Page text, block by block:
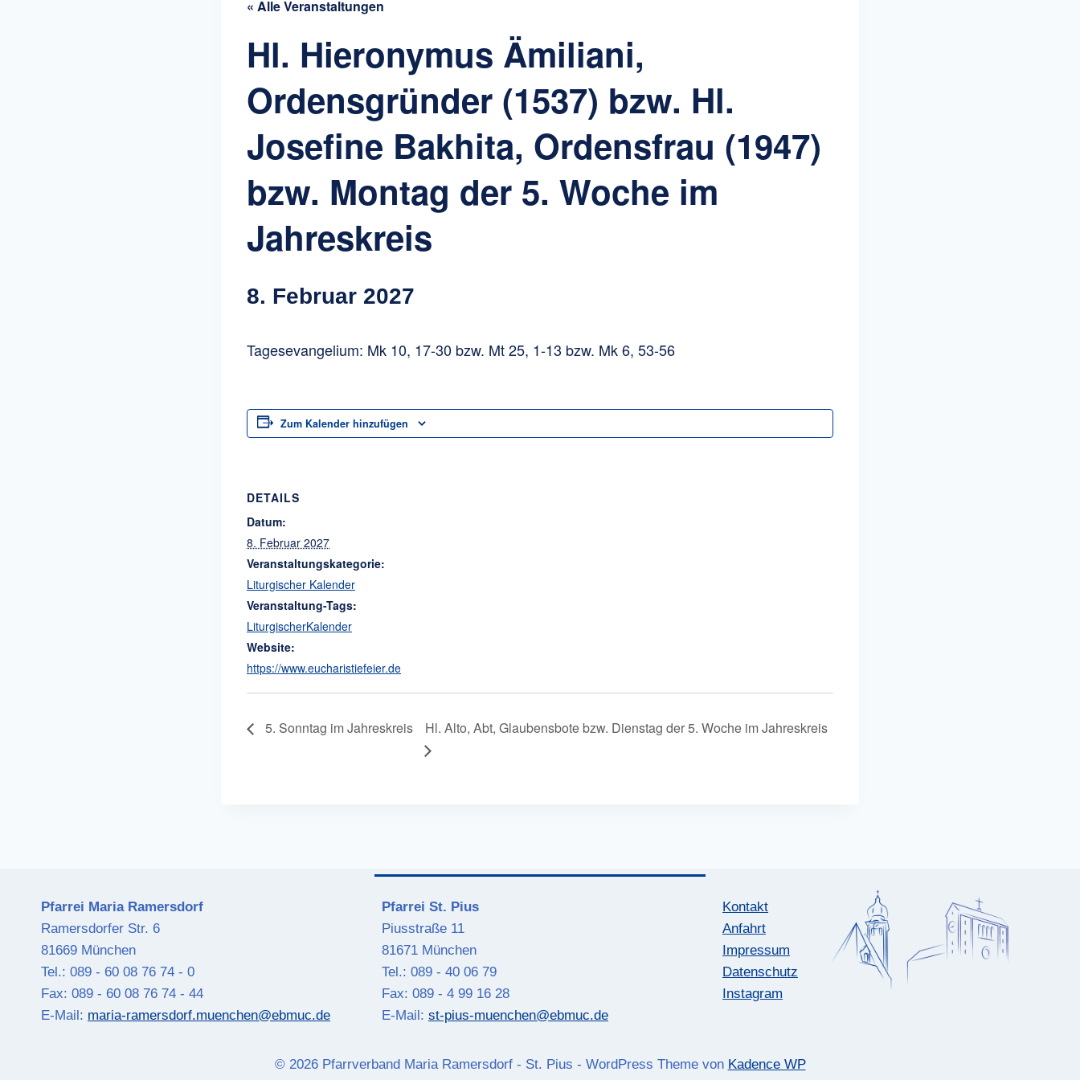
« Alle Veranstaltungen
Hl. Hieronymus Ämiliani,
Ordensgründer (1537) bzw. Hl.
Josefine Bakhita, Ordensfrau (1947)
bzw. Montag der 5. Woche im
Jahreskreis
8. Februar 2027
Tagesevangelium: Mk 10, 17-30 bzw. Mt 25, 1-13 bzw. Mk 6, 53-56
Zum Kalender hinzufügen
DETAILS
Datum:
8. Februar 2027
Veranstaltungskategorie:
Liturgischer Kalender
Veranstaltung-Tags:
LiturgischerKalender
Website:
https://www.eucharistiefeier.de
5. Sonntag im Jahreskreis Hl. Alto, Abt, Glaubensbote bzw. Dienstag der 5. Woche im Jahreskreis
Pfarrei Maria Ramersdorf
Ramersdorfer Str. 6
81669 München
Tel.: 089 - 60 08 76 74 - 0
Fax: 089 - 60 08 76 74 - 44
E-Mail: maria-ramersdorf.muenchen@ebmuc.de
Pfarrei St. Pius
Piusstraße 11
81671 München
Tel.: 089 - 40 06 79
Fax: 089 - 4 99 16 28
E-Mail: st-pius-muenchen@ebmuc.de
Kontakt
Anfahrt
Impressum
Datenschutz
Instagram
© 2026 Pfarrverband Maria Ramersdorf - St. Pius - WordPress Theme von Kadence WP